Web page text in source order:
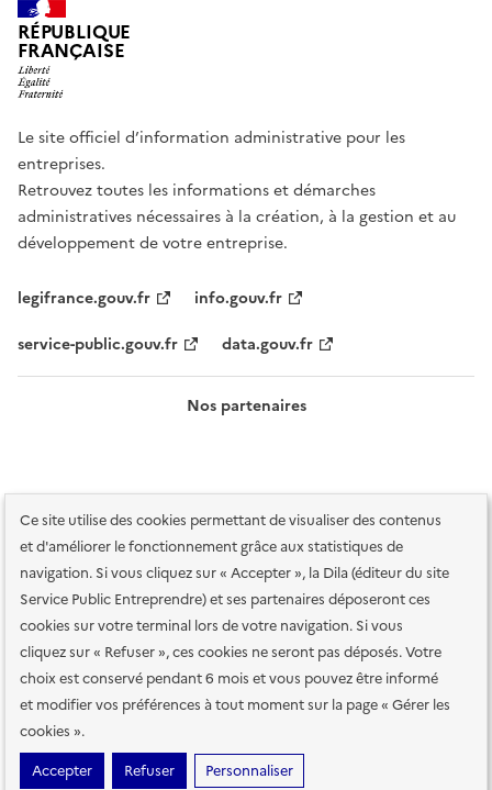
Ce site utilise des cookies permettant de visualiser des contenus
et d'améliorer le fonctionnement grâce aux statistiques de
navigation. Si vous cliquez sur « Accepter », la Dila (éditeur du site
Service Public Entreprendre) et ses partenaires déposeront ces
cookies sur votre terminal lors de votre navigation. Si vous
cliquez sur « Refuser », ces cookies ne seront pas déposés. Votre
choix est conservé pendant 6 mois et vous pouvez être informé
et modifier vos préférences à tout moment sur la page « Gérer les
cookies ».
Accepter
Refuser Personnaliser
RÉPUBLIQUE
FRANÇAISE
Le site officiel d’information administrative pour les
entreprises.
Retrouvez toutes les informations et démarches
administratives nécessaires à la création, à la gestion et au
développement de votre entreprise.
legifrance.gouv.fr
info.gouv.fr
service-public.gouv.fr
data.gouv.fr
Nos partenaires
Plan du site Accessibilité : totalement conforme
Accessibilité des
services en ligne
Mentions légales Données personnelles et sécurité
Conditions générales d'utilisation
Gestion des cookies
Paramètres d'affichage
Sauf mention contraire, tous les contenus de ce site sont sous
etalab-2.0